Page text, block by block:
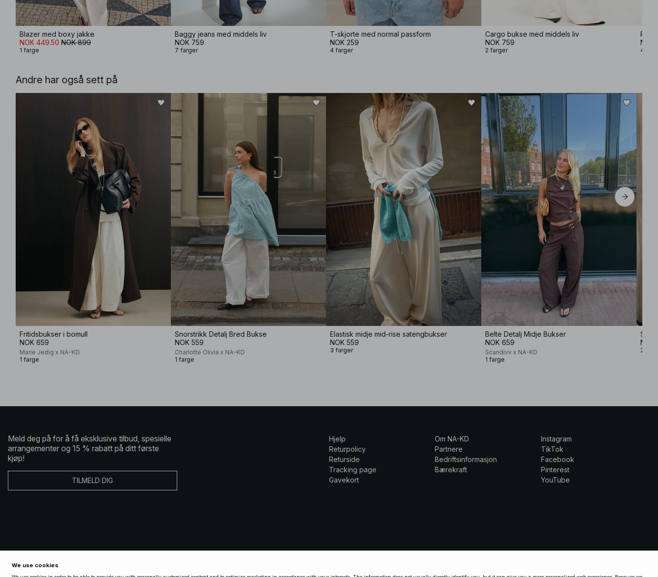
Blazer med boxy jakke
NOK 449.50 NOK 899
1 farge
Baggy jeans med middels liv
NOK 759
7 farger
T-skjorte med normal passform
NOK 259
4 farger
Cargo bukse med middels liv
NOK 759
2 farger
NOK
4
Andre har også sett på
Fritidsbukser i bomull
NOK 659
Marie Jedig x NA-KD
1 farge
Snorstrikk Detalj Bred Bukse
NOK 559
Charlotte Olivia x NA-KD
1 farge
Elastisk midje mid-rise satengbukser
NOK 559
3 farger
Belte Detalj Midje Bukser
NOK 659
Scandivv x NA-KD
1 farge
NOK
2
Meld deg på for å få eksklusive tilbud, spesielle
arrangementer og 15 % rabatt på ditt første
kjøp!
TILMELD DIG
Hjelp
Returpolicy
Returside
Tracking page
Gavekort
Om NA-KD
Partnere
Bedriftsinformasjon
Bærekraft
Instagram
TikTok
Facebook
Pinterest
YouTube